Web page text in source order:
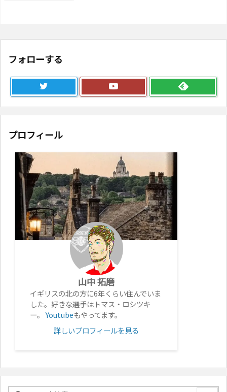
フォローする
プロフィール
山中 拓磨
イギリスの北の方に6年くらい住んでいま
した。好きな選手はトマス・ロシツキ
ー。Youtubeもやってます。
詳しいプロフィールを見る